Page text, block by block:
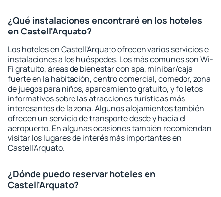
¿Qué instalaciones encontraré en los hoteles
en Castell'Arquato?
Los hoteles en Castell'Arquato ofrecen varios servicios e
instalaciones a los huéspedes. Los más comunes son Wi-
Fi gratuito, áreas de bienestar con spa, minibar/caja
fuerte en la habitación, centro comercial, comedor, zona
de juegos para niños, aparcamiento gratuito, y folletos
informativos sobre las atracciones turísticas más
interesantes de la zona. Algunos alojamientos también
ofrecen un servicio de transporte desde y hacia el
aeropuerto. En algunas ocasiones también recomiendan
visitar los lugares de interés más importantes en
Castell'Arquato.
¿Dónde puedo reservar hoteles en
Castell'Arquato?